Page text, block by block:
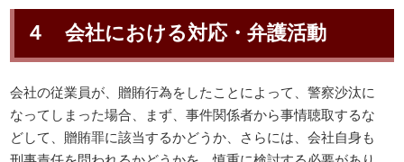
４ 会社における対応・弁護活動
会社の従業員が、贈賄行為をしたことによって、警察沙汰に
なってしまった場合、まず、事件関係者から事情聴取するな
どして、贈賄罪に該当するかどうか、さらには、会社自身も